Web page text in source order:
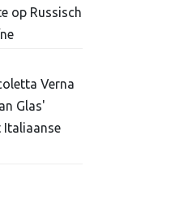
op Russisch
Verna
Glas'
Italiaanse